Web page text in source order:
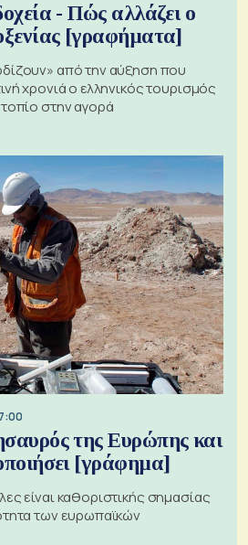
- Πώς αλλάζει ο
[γραφήματα]
από την αύξηση που
χρονιά ο ελληνικός τουρισμός
στην αγορά
της Ευρώπης και
[γράφημα]
είναι καθοριστικής σημασίας
των ευρωπαϊκών